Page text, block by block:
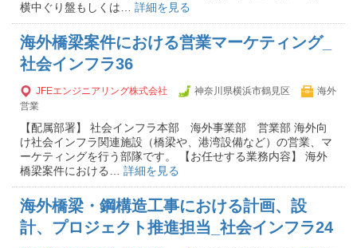
横中ぐり盤もしくは… 詳細を見る
海外橋梁案件における営業マーケティング_
社会インフラ36
JFEエンジニアリング株式会社 神奈川県横浜市鶴見区
海外
営業
【配属部署】 社会インフラ本部 海外事業部 営業部 海外向
け社会インフラ関連施設（橋梁や、港湾設備など）の営業、マ
ーケティングを行う部隊です。 【お任せする業務内容】 海外
橋梁案件における… 詳細を見る
海外橋梁・鋼構造工事における計画、設
計、プロジェクト推進担当_社会インフラ24